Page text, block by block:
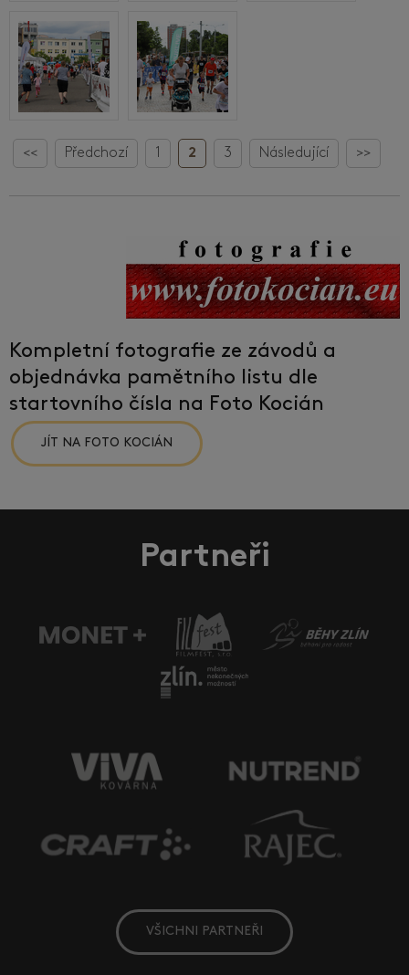
<< Předchozí 1 2 3 Následující >>
Kompletní fotografie ze závodů a
objednávka pamětního listu dle
startovního čísla na Foto Kocián
JÍT NA FOTO KOCIÁN
Partneři
VŠICHNI PARTNEŘI